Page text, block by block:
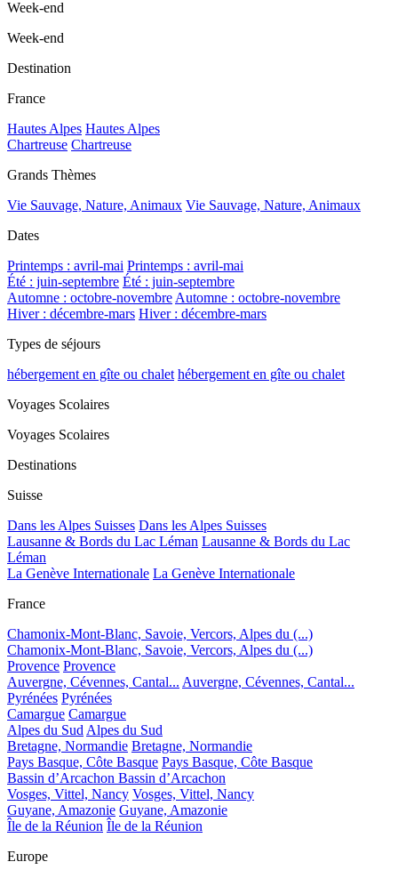
Week-end
Week-end
Destination
France
Hautes Alpes Hautes Alpes
Chartreuse Chartreuse
Grands Thèmes
Vie Sauvage, Nature, Animaux Vie Sauvage, Nature, Animaux
Dates
Printemps : avril-mai Printemps : avril-mai
Été : juin-septembre Été : juin-septembre
Automne : octobre-novembreAutomne : octobre-novembre
Hiver : décembre-mars Hiver : décembre-mars
Types de séjours
hébergement en gîte ou chalet hébergement en gîte ou chalet
Voyages Scolaires
Voyages Scolaires
Destinations
Suisse
Dans les Alpes Suisses Dans les Alpes Suisses
Lausanne & Bords du Lac Léman Lausanne & Bords du Lac
Léman
La Genève Internationale La Genève Internationale
France
Chamonix-Mont-Blanc, Savoie, Vercors, Alpes du (...)
Chamonix-Mont-Blanc, Savoie, Vercors, Alpes du (...)
Provence Provence
Auvergne, Cévennes, Cantal... Auvergne, Cévennes, Cantal...
Pyrénées Pyrénées
Camargue Camargue
Alpes du SudAlpes du Sud
Bretagne, Normandie Bretagne, Normandie
Pays Basque, Côte Basque Pays Basque, Côte Basque
Bassin d’Arcachon Bassin d’Arcachon
Vosges, Vittel, Nancy Vosges, Vittel, Nancy
Guyane, Amazonie Guyane, Amazonie
Île de la Réunion Île de la Réunion
Europe